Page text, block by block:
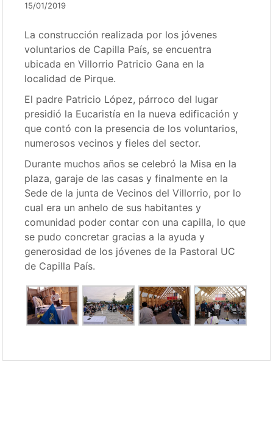
15/01/2019
La construcción realizada por los jóvenes
voluntarios de Capilla País, se encuentra
ubicada en Villorrio Patricio Gana en la
localidad de Pirque.
El padre Patricio López, párroco del lugar
presidió la Eucaristía en la nueva edificación y
que contó con la presencia de los voluntarios,
numerosos vecinos y fieles del sector.
Durante muchos años se celebró la Misa en la
plaza, garaje de las casas y finalmente en la
Sede de la junta de Vecinos del Villorrio, por lo
cual era un anhelo de sus habitantes y
comunidad poder contar con una capilla, lo que
se pudo concretar gracias a la ayuda y
generosidad de los jóvenes de la Pastoral UC
de Capilla País.